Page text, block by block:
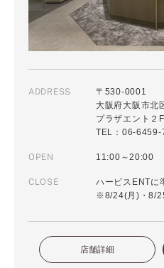
ADDRESS
〒530-0001
大阪府大阪市北
プラザエント２F
TEL：06-6459-
OPEN 11:00～20:00
CLOSE
ハービスENTに
※8/24(月)・8/
店舗詳細